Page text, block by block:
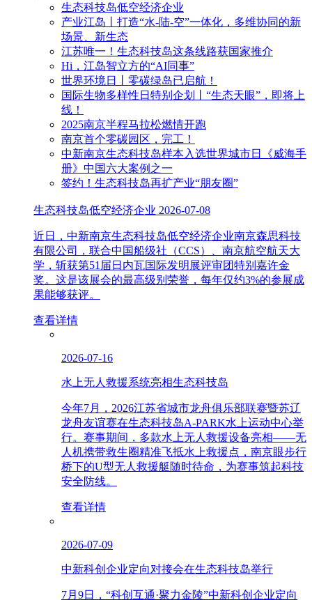
生态科技岛低空经济企业
产业江岛丨打造“水-陆-空”一体化，多维协同的新
场景、新生态
江苏唯一！生态科技岛这条线路获国家推介
Hi，江岛智立方的“AI同事”
世界环境日丨零碳绿岛已启航！
国际生物多样性日特别企划丨“生态天眼”，即将上
线！
2025南京半程马拉松燃情开跑
南京首个零碳园区，完工！
中新南京生态科技岛样本入选世界城市日《威海手
册》中国六大案例之一
签约！生态科技岛再扩产业“朋友圈”
生态科技岛低空经济企业 2026-07-08
近日，中新南京生态科技岛低空经济企业南京森思科技
有限公司，联合中国船级社（CCS）、南京航空航天大
学，斩获第51届日内瓦国际发明展评审团特别嘉许金
奖。这是该展会的最高级别荣誉，每年仅约3%的参展成
果能够获评。
查看详情
2026-07-16
水上无人救援系统亮相生态科技岛
今年7月，2026江苏省城市龙舟俱乐部联赛暨苏辽
龙舟友谊赛在生态科技岛A-PARK水上运动中心举
行。赛事期间，多款水上无人救援设备亮相——无
人机携带救生圈精准飞抵水上救援点，南京眼步行
桥下的U型无人救援艇随时待命，为赛事筑起科技
安全防线。
查看详情
2026-07-09
中新科创企业定向对接会在生态科技岛举行
7月9日，“科创互通·聚力金陵”中新科创企业定向